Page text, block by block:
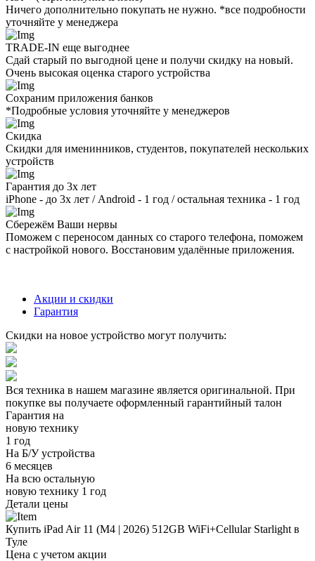
Ничего дополнительно покупать не нужно. *все подробности
уточняйте у менеджера
TRADE-IN еще выгоднее
Сдай старый по выгодной цене и получи скидку на новый.
Очень высокая оценка старого устройства
Сохраним приложения банков
*Подробные условия уточняйте у менеджеров
Скидка
Скидки для именинников, студентов, покупателей нескольких
устройств
Гарантия до 3х лет
iPhone - до 3х лет / Android - 1 год / остальная техника - 1 год
Сбережём Ваши нервы
Поможем с переносом данных со старого телефона, поможем
с настройкой нового. Восстановим удалённые приложения.
Акции и скидки
Гарантия
Скидки на новое устройство могут получить:
Вся техника в нашем магазине является оригинальной. При
покупке вы получаете оформленный гарантийный талон
Гарантия на
новую технику
1 год
На Б/У устройства
6 месяцев
На всю остальную
новую технику 1 год
Детали цены
Купить iPad Air 11 (M4 | 2026) 512GB WiFi+Cellular Starlight в
Туле
Цена с учетом акции